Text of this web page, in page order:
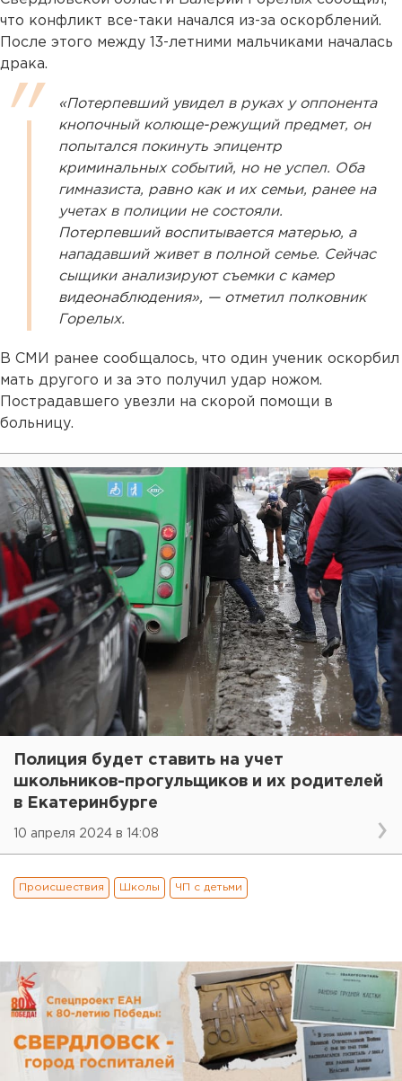
что конфликт все-таки начался из-за оскорблений.
После этого между 13-летними мальчиками началась
драка.
«Потерпевший увидел в руках у оппонента
кнопочный колюще-режущий предмет, он
попытался покинуть эпицентр
криминальных событий, но не успел. Оба
гимназиста, равно как и их семьи, ранее на
учетах в полиции не состояли.
Потерпевший воспитывается матерью, а
нападавший живет в полной семье. Сейчас
сыщики анализируют съемки с камер
видеонаблюдения», — отметил полковник
Горелых.
В СМИ ранее сообщалось, что один ученик оскорбил
мать другого и за это получил удар ножом.
Пострадавшего увезли на скорой помощи в
больницу.
Полиция будет ставить на учет
школьников-прогульщиков и их родителей
в Екатеринбурге
10 апреля 2024 в 14:08
Происшествия Школы ЧП с детьми